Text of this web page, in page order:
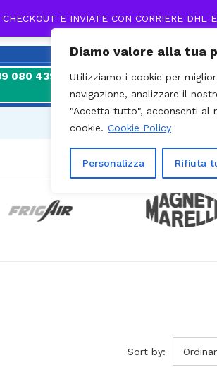
Diamo valore alla tua
Utilizziamo i cookie per
navigazione, analizzare il
"Accetta tutto", acconsenti al
cookie. Cookie Policy
Personalizza Rifiuta
E INVIATE CON CORRIERE DHL
080 439 1800 / Cell. +39 338 895
7903
Sort by: